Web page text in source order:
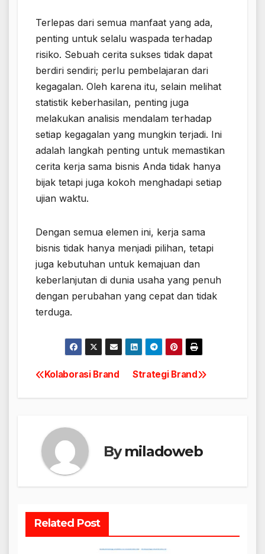
Terlepas dari semua manfaat yang ada,
penting untuk selalu waspada terhadap
risiko. Sebuah cerita sukses tidak dapat
berdiri sendiri; perlu pembelajaran dari
kegagalan. Oleh karena itu, selain melihat
statistik keberhasilan, penting juga
melakukan analisis mendalam terhadap
setiap kegagalan yang mungkin terjadi. Ini
adalah langkah penting untuk memastikan
cerita kerja sama bisnis Anda tidak hanya
bijak tetapi juga kokoh menghadapi setiap
ujian waktu.
Dengan semua elemen ini, kerja sama
bisnis tidak hanya menjadi pilihan, tetapi
juga kebutuhan untuk kemajuan dan
keberlanjutan di dunia usaha yang penuh
dengan perubahan yang cepat dan tidak
terduga.
Navigasi
pos
Strategi Brand
Kolaborasi Brand
Bymiladoweb
Related Post